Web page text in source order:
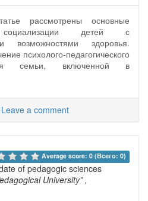
рассмотрены основные
социализации детей с
возможностями здоровья.
психолого-педагогического
семьи, включенной в
Leave a comment
Average score: 0 (Всего: 0)
of pedagogic sciences
University”,